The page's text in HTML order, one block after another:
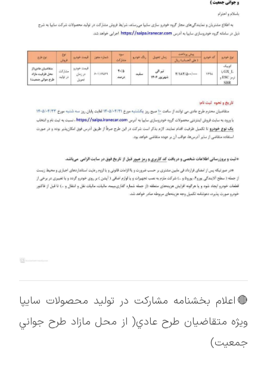
🔴اعلام بخشنامه مشاركت در توليد محصولات سايپا
ويژه متقاضيان طرح عادي( از محل مازاد طرح جواني
جمعيت)